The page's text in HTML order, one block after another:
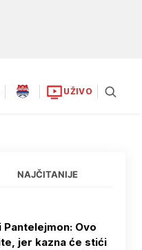
UŽIVO
NAJČITANIJE
Pantelejmon: Ovo
jer kazna će stići